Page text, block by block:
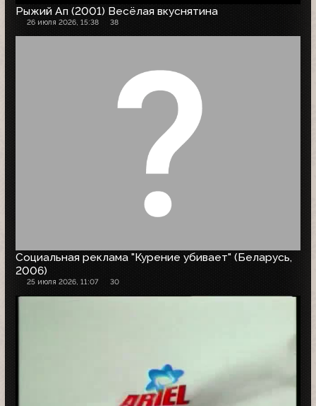
Рыжий Ап (2001) Весёлая вкуснятина
26 июля 2026, 15:38 38
Социальная реклама "Курение убивает" (Беларусь,
2006)
25 июля 2026, 11:07 30